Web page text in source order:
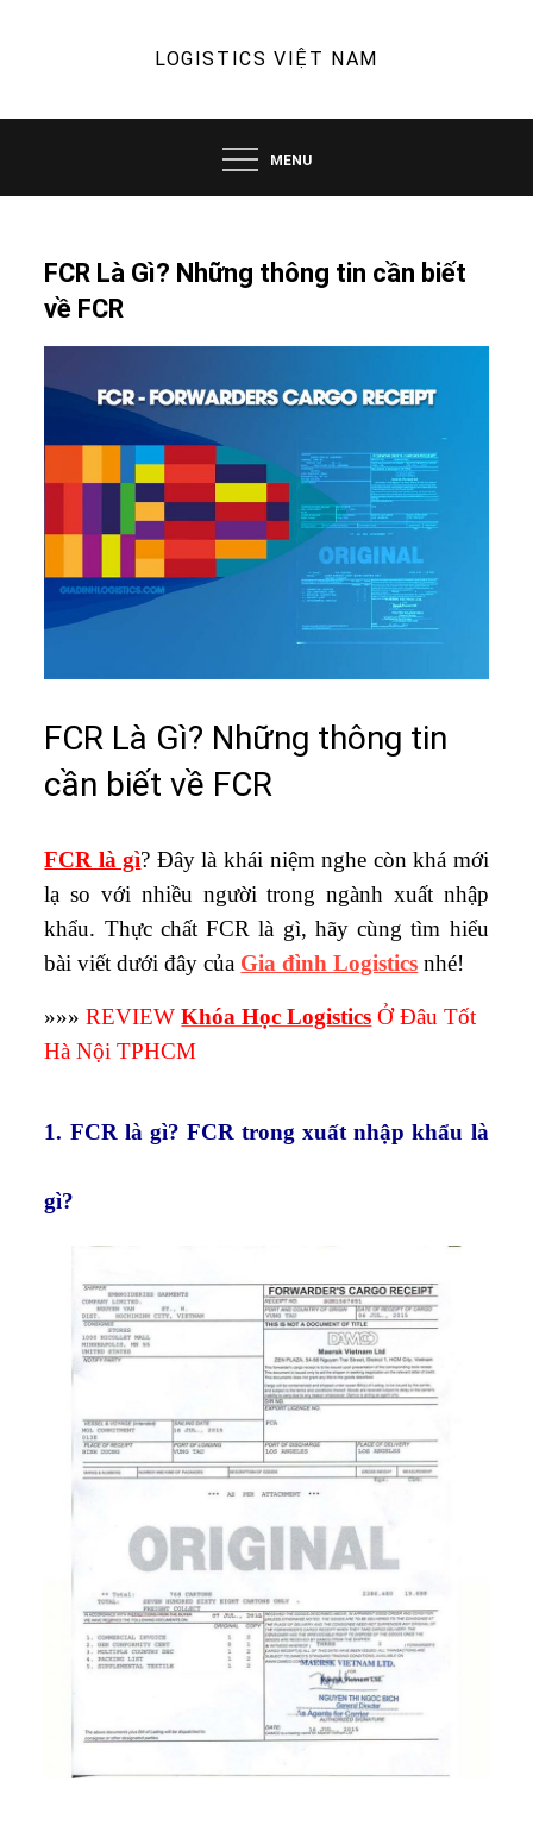
LOGISTICS VIỆT NAM
MENU
FCR Là Gì? Những thông tin cần biết
về FCR
FCR Là Gì? Những thông tin
cần biết về FCR
FCR là gì? Đây là khái niệm nghe còn khá mới
lạ so với nhiều người trong ngành xuất nhập
khẩu. Thực chất FCR là gì, hãy cùng tìm hiểu
bài viết dưới đây của Gia đình Logistics nhé!
»»»REVIEWKhóa Học Logistics Ở Đâu Tốt
Hà Nội TPHCM
1. FCR là gì? FCR trong xuất nhập khẩu là
gì?